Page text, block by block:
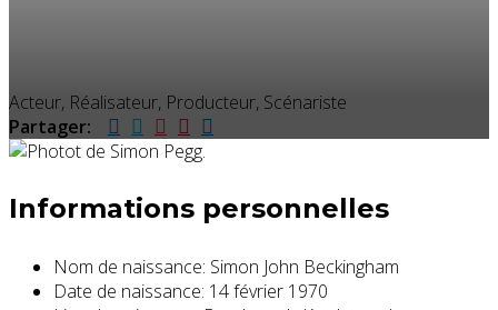
Acteur, Réalisateur, Producteur, Scénariste
Partager:
Informations personnelles
Nom de naissance: Simon John Beckingham
Date de naissance: 14 février 1970